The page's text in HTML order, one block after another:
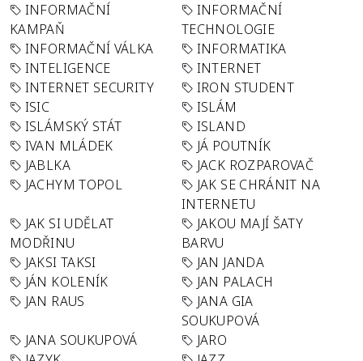
INFORMAČNÍ
KAMPAŇ
INFORMAČNÍ
TECHNOLOGIE
INFORMAČNÍ VÁLKA
INFORMATIKA
INTELIGENCE
INTERNET
INTERNET SECURITY
IRON STUDENT
ISIC
ISLÁM
ISLÁMSKÝ STÁT
ISLAND
IVAN MLÁDEK
JÁ POUTNÍK
JABLKA
JACK ROZPAROVAČ
JACHYM TOPOL
JAK SE CHRÁNIT NA
INTERNETU
JAK SI UDĚLAT
MODŘINU
JAKOU MAJÍ ŠATY
BARVU
JAKSI TAKSI
JAN JANDA
JÁN KOLENÍK
JAN PALACH
JAN RAUS
JANA GIA
SOUKUPOVÁ
JANA SOUKUPOVÁ
JARO